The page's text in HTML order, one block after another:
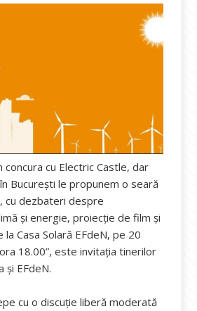
concura cu Electric Castle, dar
București le propunem o seară
cu dezbateri despre
și energie, proiecție de film și
Casa Solară EFdeN, pe 20
18.00”, este invitația tinerilor
și EFdeN.
cu o discuție liberă moderată